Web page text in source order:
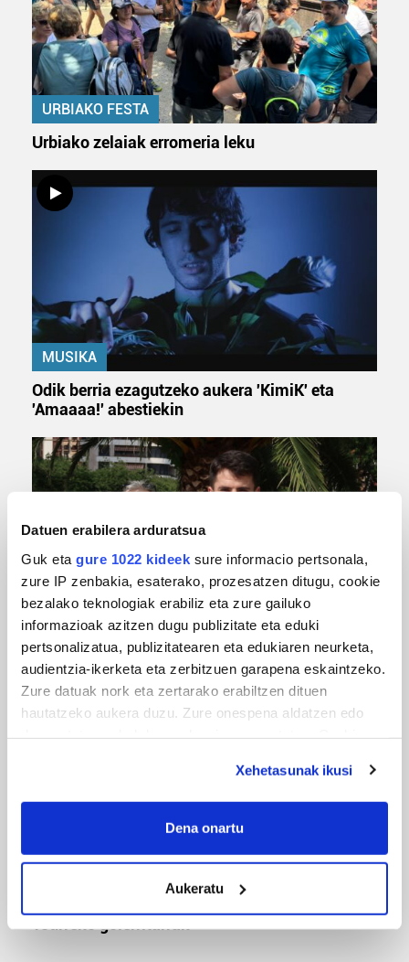
Datuen erabilera arduratsua
Guk eta gure 1022 kideek sure informacio pertsonala,
zure IP zenbakia, esaterako, prozesatzen ditugu, cookie
bezalako teknologiak erabiliz eta zure gailuko
informazioak azitzen dugu publizitate eta eduki
pertsonalizatua, publizitatearen eta edukiaren neurketa,
audientzia-ikerketa eta zerbitzuen garapena eskaintzeko.
Zure datuak nork eta zertarako erabiltzen dituen
hautatzeko aukera duzu. Zure onespena aldatzen edo
If you allow, we would also like to:
Collect information about your geographical
meters
Identify your device by actively scanning it for
specific characteristics (fingerprinting)
Find out more about how your personal data is processed
Xehetasunak ikusi
Dena onartu
Aukeratu
URBIAKO FESTA
Urbiako zelaiak erromeria leku
MUSIKA
Odik berria ezagutzeko aukera 'KimiK' eta
'Amaaaa!' abestiekin
MUSA
Euxebio eta Ekaitz Zabala: Zumarragako mus
txapelketa irabazi duten aita-semeak
TXIRRINDULARITZA